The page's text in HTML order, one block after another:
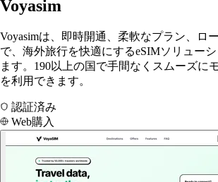
Voyasim
Voyasimは、即時開通、柔軟なプラン、ロ
で、海外旅行を快適にするeSIMソリュー
ます。190以上の国で手間なくスムーズに
を利用できます。
認証済み
Web購入